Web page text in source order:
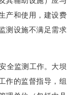
产和使用，建设费
测设施不满足需求
全监测工作。大坝
作的监督指导，组